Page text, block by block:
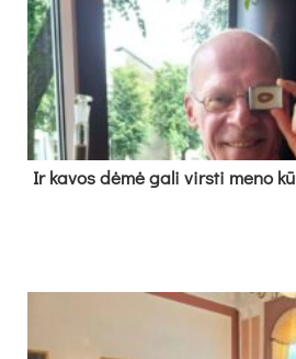
Ir ka­vos dė­mė ga­li virs­ti me­no